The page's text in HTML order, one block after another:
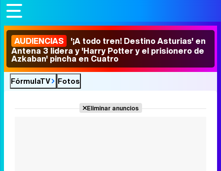
AUDIENCIAS '¡A todo tren! Destino Asturias' en
Antena 3 lidera y 'Harry Potter y el prisionero de
Azkaban' pincha en Cuatro
FórmulaTV Fotos
Eliminar anuncios